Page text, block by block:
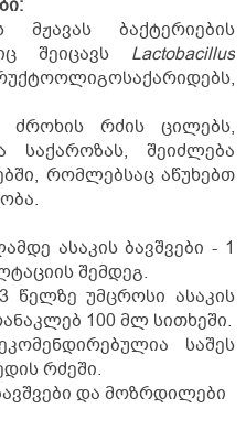
მჟავას ბაქტერიების
შეიცავს Lactobacillus
ძროხის რძის ცილებს,
შეიძლება
რომლებსაც აწუხებთ
ასაკის ბავშვები - 1
შემდეგ.
წელზე უმცროსი ასაკის
100 მლ სითხეში.
საშეს
რძეში.
და მოზრდილები